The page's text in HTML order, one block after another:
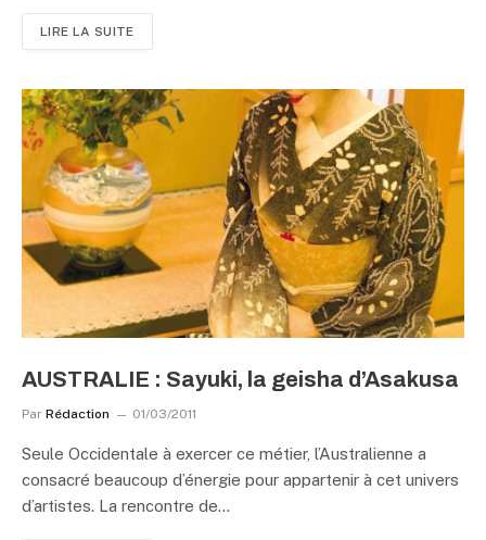
LIRE LA SUITE
AUSTRALIE : Sayuki, la geisha d’Asakusa
Par Rédaction 01/03/2011
Seule Occidentale à exercer ce métier, l’Australienne a
consacré beaucoup d’énergie pour appartenir à cet univers
d’artistes. La rencontre de…